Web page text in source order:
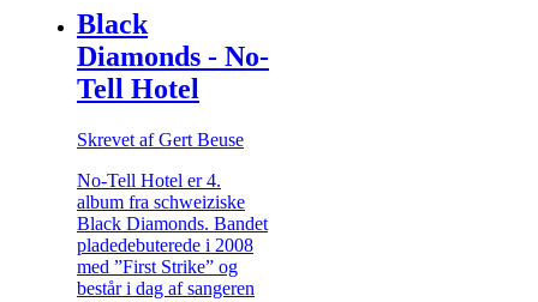
Black
Diamonds - No-
Tell Hotel
Skrevet af Gert Beuse
No-Tell Hotel er 4.
album fra schweiziske
Black Diamonds. Bandet
pladedebuterede i 2008
med ”First Strike” og
består i dag af sangeren